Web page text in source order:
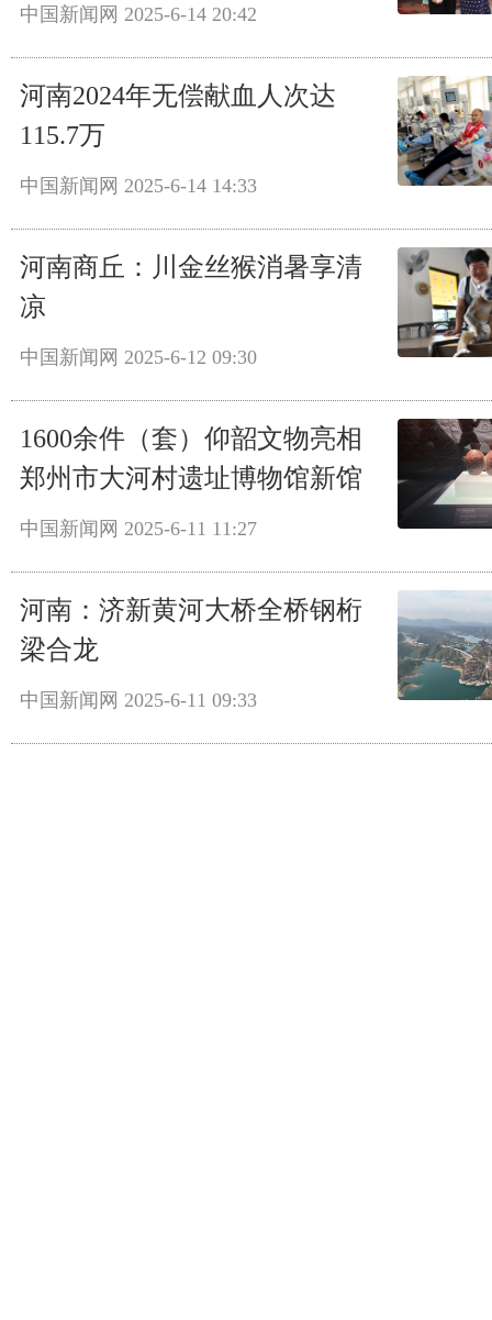
中国新闻网 2025-6-14 20:42
河南2024年无偿献血人次达
115.7万
中国新闻网 2025-6-14 14:33
河南商丘：川金丝猴消暑享清
凉
中国新闻网 2025-6-12 09:30
1600余件（套）仰韶文物亮相
郑州市大河村遗址博物馆新馆
中国新闻网 2025-6-11 11:27
河南：济新黄河大桥全桥钢桁
梁合龙
中国新闻网 2025-6-11 09:33